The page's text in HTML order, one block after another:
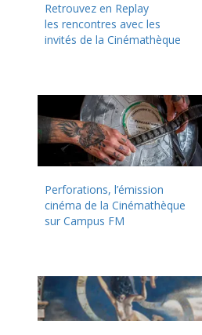
Retrouvez en Replay
les rencontres avec les
invités de la Cinémathèque
Perforations, l’émission
cinéma de la Cinémathèque
sur Campus FM